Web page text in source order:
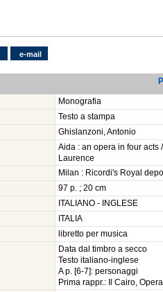
e-mail
Monografia
Testo a stampa
Ghislanzoni, Antonio
Aida : an opera in four acts
Laurence
Milan : Ricordi's Royal
97 p. ; 20 cm
ITALIANO - INGLESE
ITALIA
libretto per musica
Data dal timbro a secco
Testo italiano-inglese
A p. [6-7]: personaggi
Prima rappr.: Il Cairo,